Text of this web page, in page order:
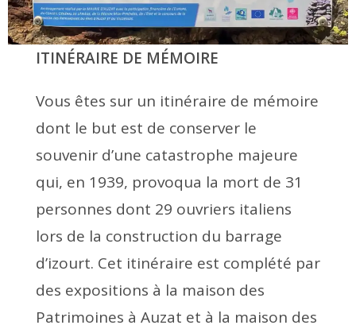
ITINÉRAIRE DE MÉMOIRE
Vous êtes sur un itinéraire de mémoire
dont le but est de conserver le
souvenir d’une catastrophe majeure
qui, en 1939, provoqua la mort de 31
personnes dont 29 ouvriers italiens
lors de la construction du barrage
d’izourt. Cet itinéraire est complété par
des expositions à la maison des
Patrimoines à Auzat et à la maison des